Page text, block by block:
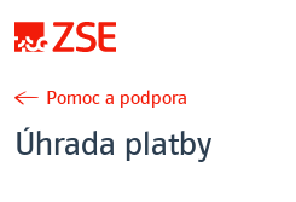
Pomoc a podpora
Úhrada platby